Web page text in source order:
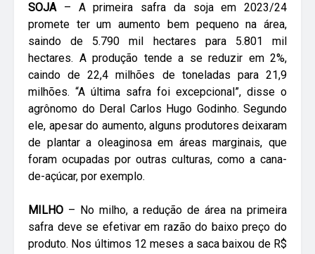
SOJA– A primeira safra da soja em 2023/24
promete ter um aumento bem pequeno na área,
saindo de 5.790 mil hectares para 5.801 mil
hectares. A produção tende a se reduzir em 2%,
caindo de 22,4 milhões de toneladas para 21,9
milhões. “A última safra foi excepcional”, disse o
agrônomo do Deral Carlos Hugo Godinho. Segundo
ele, apesar do aumento, alguns produtores deixaram
de plantar a oleaginosa em áreas marginais, que
foram ocupadas por outras culturas, como a cana-
de-açúcar, por exemplo.
MILHO – No milho, a redução de área na primeira
safra deve se efetivar em razão do baixo preço do
produto. Nos últimos 12 meses a saca baixou de R$